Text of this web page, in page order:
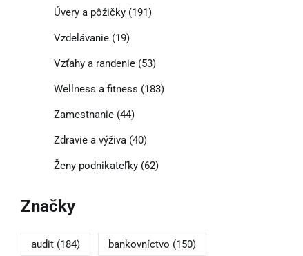
Úvery a pôžičky(191)
Vzdelávanie(19)
Vzťahy a randenie(53)
Wellness a fitness (183)
Zamestnanie(44)
Zdravie a výživa(40)
Ženy podnikateľky(62)
Značky
audit(184) bankovníctvo (150)